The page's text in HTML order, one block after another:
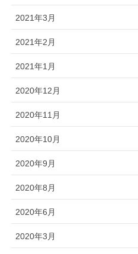
2021年3月
2021年2月
2021年1月
2020年12月
2020年11月
2020年10月
2020年9月
2020年8月
2020年6月
2020年3月